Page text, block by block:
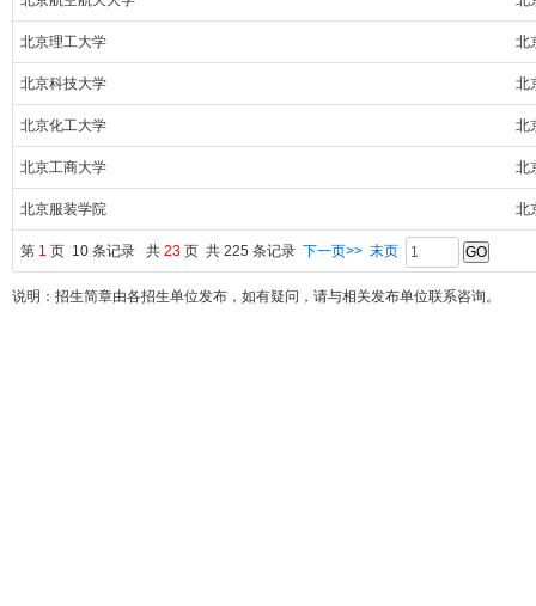
北京理工大学 北
北京科技大学 北
北京化工大学 北
北京工商大学 北
北京服装学院 北
第 1 页 10 条记录 共 23 页 共 225 条记录 下一页>> 末页
说明：招生简章由各招生单位发布，如有疑问，请与相关发布单位联系咨询。